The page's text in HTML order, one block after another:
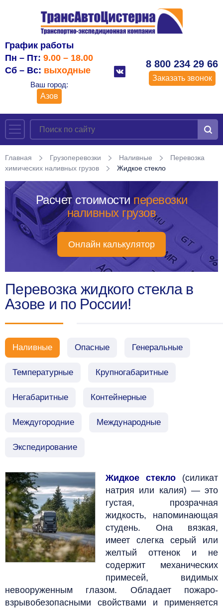
График работы
Пн – Пт: 9.00 – 18.00
Сб – Вс: выходные
Ваш город:
Азов
8 800 234 29 66
Заказать звонок
Главная Грузоперевозки Наливные
Перевозка
химических наливных грузов
Жидкое стекло
Расчет стоимости перевозки
наливных грузов
Онлайн калькулятор
Перевозка жидкого стекла в
Азове и по России!
Наливные Опасные Генеральные
Температурные Крупногабаритные
Негабаритные Контейнерные
Междугородние Международные
Экспедирование
Жидкое стекло (силикат
натрия или калия) — это
густая, прозрачная
жидкость, напоминающая
студень. Она вязкая,
имеет слегка серый или
желтый оттенок и не
содержит механических
примесей, видимых
невооруженным глазом. Обладает пожаро-
взрывобезопасными свойствами и применяется